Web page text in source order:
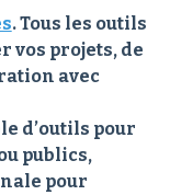
. Tous les outils
vos projets, de
avec
d’outils pour
publics,
pour